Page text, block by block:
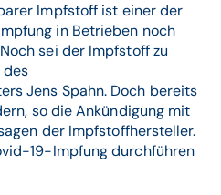
Impfstoff ist einer der
in Betrieben noch
sei der Impfstoff zu
des
Jens Spahn. Doch bereits
so die Ankündigung mit
der Impfstoffhersteller.
19-Impfung durchführen